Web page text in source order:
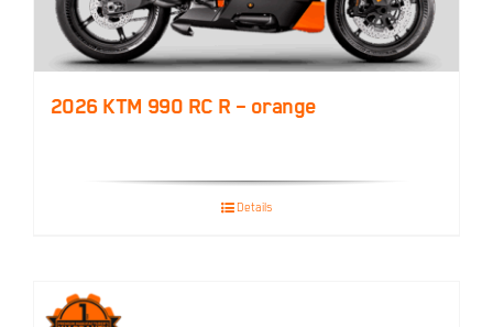
2026 KTM 990 RC R – orange
Details